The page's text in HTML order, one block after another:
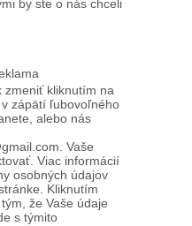
by ste o nás chceli
zmeniť kliknutím na
zápätí ľubovoľného
alebo nás
Vaše
Viac informácií
osobných údajov
Kliknutím
že Vaše údaje
s týmito